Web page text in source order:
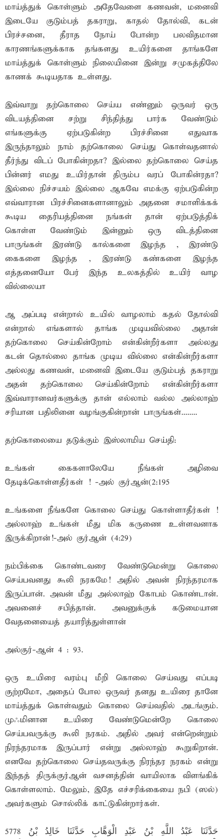
மாய்த்துக் கொள்ளும் அதேவேளை கணவன், மனைவி
இடையே குடும்பத் தகராறு, காதல் தோல்வி, கடன்
பிரச்சனை, தீராத நோய் போன்ற பலவிதமான
காரணங்களுக்காக தங்களது உயிர்களை தாங்களே
மாய்த்துக் கொள்ளும் நிலையினை இன்று சமுகத்திலே
காணக் கூடியதாக உள்ளது.
இவ்வாறு தற்கொலை செய்ய எண்னும் ஒருவர் ஒரு
விடயத்தினை சற்று சிந்தித்து பார்க வேண்டும்
எங்களுக்கு ஏற்படுகின்ற பிரச்சினை எதுவாக
இருந்தாலும் நாம் தற்காெலை செய்து கொள்வதனால்
தீர்ந்து விடப் போகின்றதா? இல்லை தற்கொலை செய்த
பின்னர் எமது உயிர்தான் திரும்ப வரப் போகின்ரதா?
இல்லை நிச்சயம் இல்லை ஆகவே எமக்கு ஏற்படுகின்ற
எவ்வாரான பிரச்சினைகளானாலும் அதனை சமாளிக்கக்
கூடிய தைரியத்தினை நங்கள் தான் ஏற்படுத்திக்
கொள்ள வேண்டும் இன்னும் ஒரு விடத்தினை
பாருங்கள் இரண்டு கால்களை இழந்த , இரண்டு
கைகளை இழந்த , இரண்டு கண்களை இழந்த
எத்தனையோ பேர் இந்த உலகத்தில் உயிர் வாழ
வில்லையா
ஆ அப்படி என்றால் உயில் வாழலாம் கதல் தோல்வி
என்றால் எங்களால் தாங்க முடியவில்லை அதான்
தற்கொலை செய்கின்றோம் என்கின்றீர்களா அல்லது
கடன் தொல்லை தாங்க முடிய வில்லை என்கின்றீர்களா
அல்லது கணவன், மனைவி இடையே குடும்பத் தகராறு
அதன் தற்கொலை செய்கின்றோம் என்கின்றீர்களா
இவ்வாரானவர்களுக்கு தான் எல்லாம் வல்ல அல்லாஹ்
சரியான பதிலினை வழங்குகின்றான் பாருங்கள்........
தற்கொலையை தடுக்கும் இஸ்லாமிய செய்தி:
உங்கள் கைகளாலேயே நீங்கள் அழிவை
தேடிக்கொள்ளதீர்கள் ! -அல் குர்ஆன்(2:195
உங்களை நீங்களே கொலை செய்து கொள்ளாதீர்கள் !
அல்லாஹ் உங்கள் மீது மிக கருணை உள்ளவனாக
இருக்கிறான்!-அல் குர்ஆன் (4:29)
நம்பிக்கை கொண்டவரை வேண்டுமென்று கொலை
செய்பவனது கூலி நரகமே! அதில் அவன் நிரந்தரமாக
இருப்பான். அவன் மீது அல்லாஹ் கோபம் கொண்டான்.
அவனைச் சபித்தான். அவனுக்குக் கடுமையான
வேதனையைத் தயாரித்துள்ளான்
அல்குர்-ஆன் 4 : 93.
ஒரு உயிரை வரம்பு மீறி கொலை செய்வது எப்படி
குற்றமோ, அதைப் போல ஒருவர் தனது உயிரை தானே
மாய்த்துக் கொள்வதும் கொலை செய்வதில் அடங்கும்.
முஃமினான உயிரை வேண்டுமென்றே கொலை
செய்பவருக்கு கூலி நரகம். அதில் அவர் என்றென்றும்
நிரந்தரமாக இருப்பார் என்று அல்லாஹ் கூறுகிறான்.
எனவே தற்கொலை செய்தவருக்கு நிரந்தர நரகம் என்று
இந்தத் திருக்குர்ஆன் வசனத்தின் வாயிலாக விளங்கிக்
கொள்ளலாம். மேலும், இதே எச்சரிக்கையை நபி (ஸல்)
அவர்களும் சொல்லிக் காட்டுகின்றார்கள்.
5778 حَدَّثَنَا عَبْدُ اللَّهِ بْنُ عَبْدِ الْوَهَّابِ حَدَّثَنَا خَالِدُ بْنُ